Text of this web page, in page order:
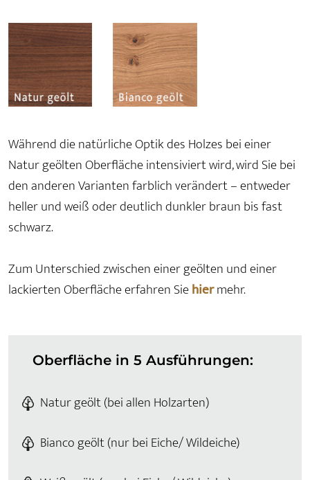
Während die natürliche Optik des Holzes bei einer
Natur geölten Oberfläche intensiviert wird, wird Sie bei
den anderen Varianten farblich verändert – entweder
heller und weiß oder deutlich dunkler braun bis fast
schwarz.
Zum Unterschied zwischen einer geölten und einer
lackierten Oberfläche erfahren Siehiermehr.
Oberfläche in 5 Ausführungen:
Natur geölt (bei allen Holzarten)
Bianco geölt (nur bei Eiche/ Wildeiche)